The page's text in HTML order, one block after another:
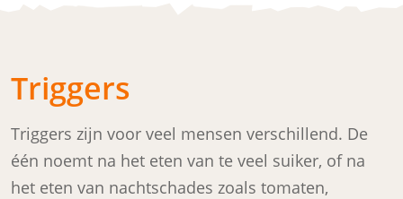
Triggers
Triggers zijn voor veel mensen verschillend. De
één noemt na het eten van te veel suiker, of na
het eten van nachtschades zoals tomaten,